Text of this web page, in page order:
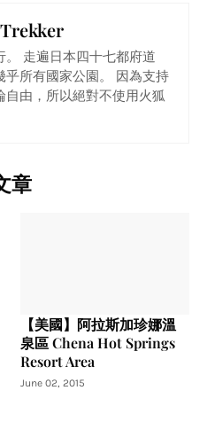
。 走遍日本四十七都府道
乎所有國家公園。 因為支持
自由，所以絕對不使用火狐
章
【美國】阿拉斯加珍娜溫
泉區 Chena Hot Springs
Resort Area
June 02, 2015